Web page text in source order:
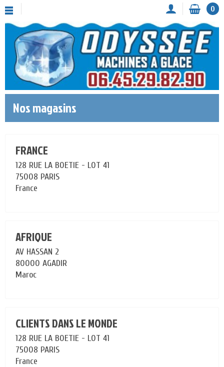
0
Nos magasins
FRANCE
128 RUE LA BOETIE - LOT 41
75008 PARIS
France
AFRIQUE
AV HASSAN 2
80000 AGADIR
Maroc
CLIENTS DANS LE MONDE
128 RUE LA BOETIE - LOT 41
75008 PARIS
France